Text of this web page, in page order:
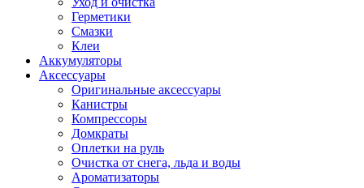
Герметики
Смазки
Клеи
Аккумуляторы
Аксессуары
Оригинальные аксессуары
Канистры
Компрессоры
Домкраты
Оплетки на руль
Очистка от снега, льда и воды
Ароматизаторы